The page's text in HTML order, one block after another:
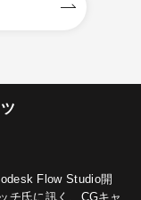
Flow Studio開
チ氏に訊く、CGキャ